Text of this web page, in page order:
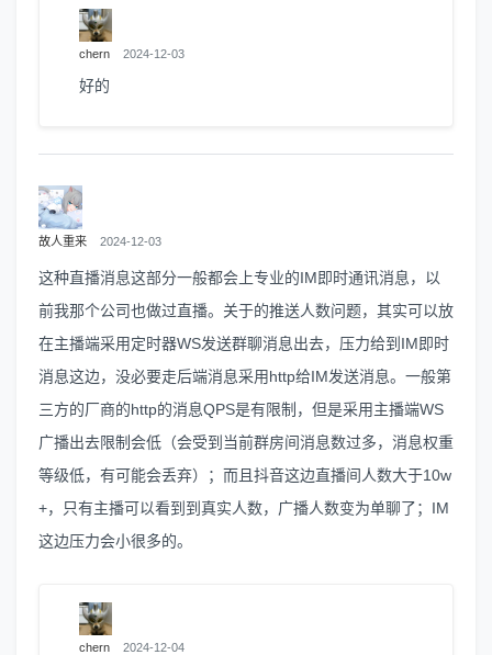
chern 2024-12-03
好的
故人重来 2024-12-03
这种直播消息这部分一般都会上专业的IM即时通讯消息，以
前我那个公司也做过直播。关于的推送人数问题，其实可以放
在主播端采用定时器WS发送群聊消息出去，压力给到IM即时
消息这边，没必要走后端消息采用http给IM发送消息。一般第
三方的厂商的http的消息QPS是有限制，但是采用主播端WS
广播出去限制会低（会受到当前群房间消息数过多，消息权重
等级低，有可能会丢弃）；而且抖音这边直播间人数大于10w
+，只有主播可以看到到真实人数，广播人数变为单聊了；IM
这边压力会小很多的。
chern 2024-12-04